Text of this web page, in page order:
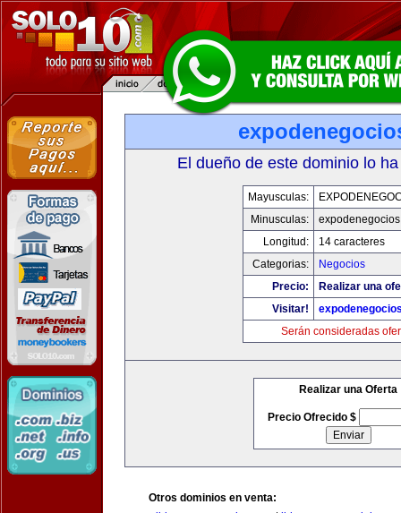
El dueño de este dominio lo
Mayusculas:
Minusculas:
Longitud:
14 caracteres
Categorias:
Negocios
Precio:
Realizar una
Visitar!
Serán consideradas
Realizar una Oferta
Precio Ofrecido $
Otros dominios en venta: